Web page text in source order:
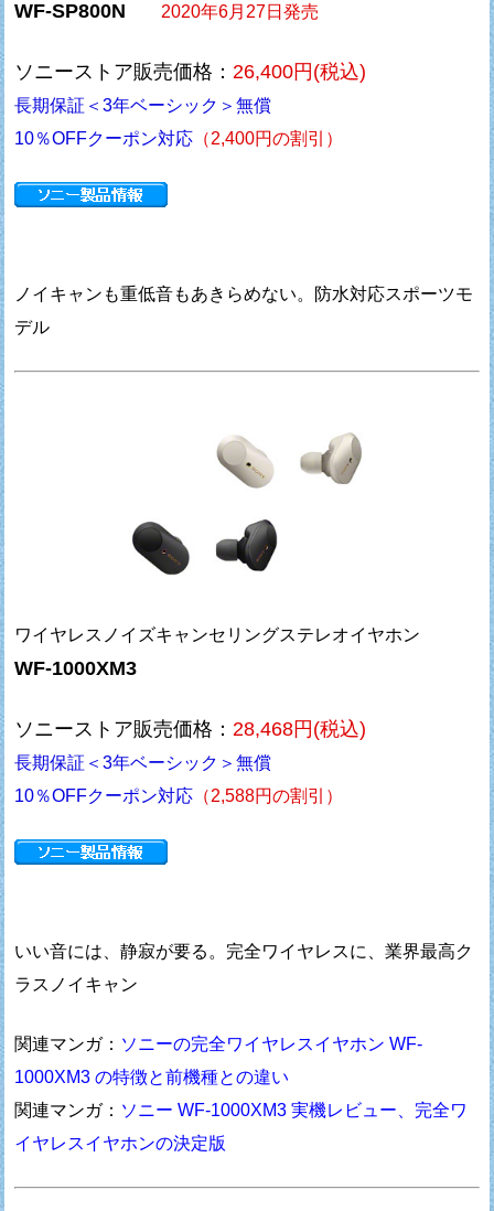
WF-SP800N 2020年6月27日発売
ソニーストア販売価格： 26,400円(税込)
長期保証＜3年ベーシック＞無償
10％OFFクーポン対応 （2,400円の割引）
ノイキャンも重低音もあきらめない。防水対応スポーツモ
デル
ワイヤレスノイズキャンセリングステレオイヤホン
WF-1000XM3
ソニーストア販売価格： 28,468円(税込)
長期保証＜3年ベーシック＞無償
10％OFFクーポン対応 （2,588円の割引）
いい音には、静寂が要る。完全ワイヤレスに、業界最高ク
ラスノイキャン
関連マンガ： ソニーの完全ワイヤレスイヤホン WF-
1000XM3 の特徴と前機種との違い
関連マンガ： ソニー WF-1000XM3 実機レビュー、完全ワ
イヤレスイヤホンの決定版